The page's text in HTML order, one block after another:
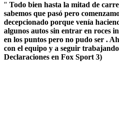
" Todo bien hasta la mitad de
sabemos que pasó pero
decepcionado porque venía
algunos autos sin entrar en roces
en los puntos pero no pudo ser .
con el equipo y a seguir
Declaraciones en Fox Sport 3)